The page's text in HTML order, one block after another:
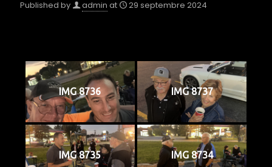
Published by admin at 29 septembre 2024
IMG 8736 IMG 8737
IMG 8735 IMG 8734